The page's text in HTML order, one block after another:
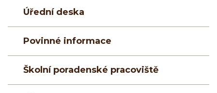
Úřední deska
Povinné informace
Školní poradenské pracoviště